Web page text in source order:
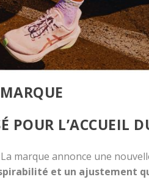
POUR L’ACCUEIL
marque annonce une
et un ajustement